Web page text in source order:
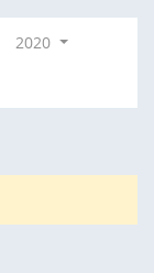
2020